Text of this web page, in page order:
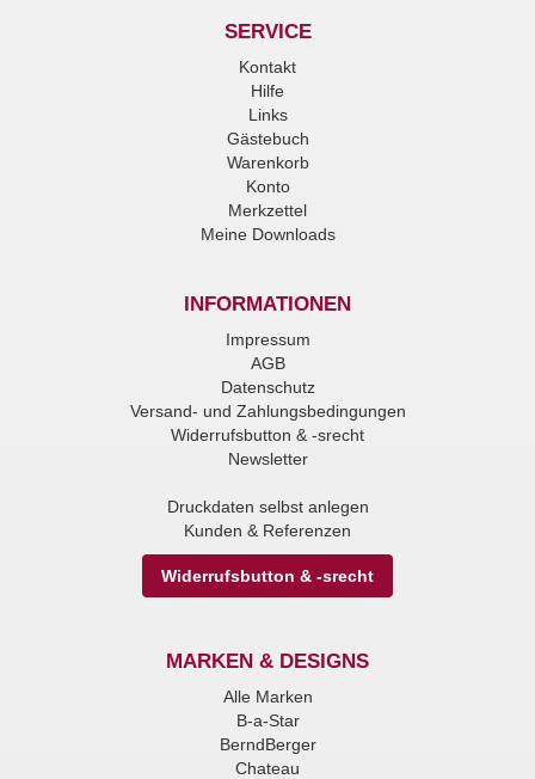
SERVICE
Kontakt
Hilfe
Links
Gästebuch
Warenkorb
Konto
Merkzettel
Meine Downloads
INFORMATIONEN
Impressum
AGB
Datenschutz
Versand- und Zahlungsbedingungen
Widerrufsbutton & -srecht
Newsletter
Druckdaten selbst anlegen
Kunden & Referenzen
Widerrufsbutton & -srecht
MARKEN & DESIGNS
Alle Marken
B-a-Star
BerndBerger
Chateau